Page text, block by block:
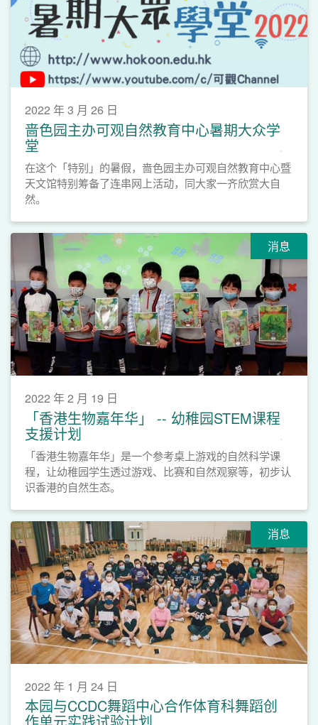
2022 年 3 月 26 日
啬色园主办可观自然教育中心暑期大众学
堂
在这个「特别」的暑假，啬色园主办可观自然教育中心暨
天文馆特别筹备了连串网上活动，同大家一齐欣赏大自
然。
消息
2022 年 2 月 19 日
「香港生物嘉年华」 -- 幼稚园STEM课程
支援计划
「香港生物嘉年华」是一个参考桌上游戏的自然科学课
程，让幼稚园学生透过游戏、比赛和自然观察等，初步认
识香港的自然生态。
消息
2022 年 1 月 24 日
本园与CCDC舞蹈中心合作体育科舞蹈创